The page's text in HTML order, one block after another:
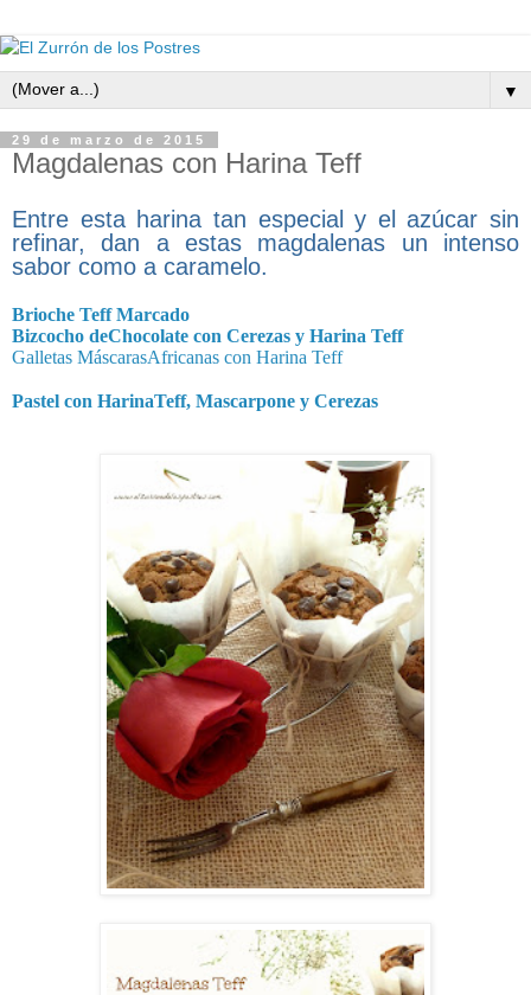
▼
29 de marzo de 2015
Magdalenas con Harina Teff
Entre esta harina tan especial y el azúcar sin
refinar, dan a estas magdalenas un intenso
sabor como a caramelo.
Brioche Teff Marcado
Bizcocho deChocolate con Cerezas y Harina Teff
Galletas MáscarasAfricanas con Harina Teff
Pastel con HarinaTeff, Mascarpone y Cerezas